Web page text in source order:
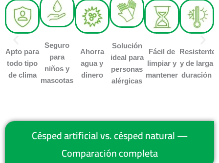
Apto para
todo tipo
de clima
Seguro
para
niños y
mascotas
Ahorra
agua y
dinero
Solución
ideal para
personas
alérgicas
Fácil de
limpiar y
mantener
Resistente
y de larga
duración
Césped artificial vs. césped natural —
Comparación completa